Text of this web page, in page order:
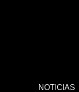
NOTICIAS